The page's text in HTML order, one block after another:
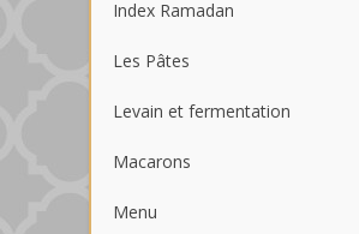
Index Ramadan
Les Pâtes
Levain et fermentation
Macarons
Menu